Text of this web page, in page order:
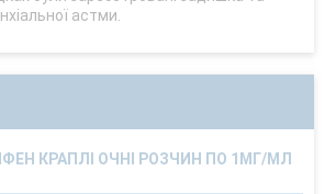
астми.
КРАПЛІ ОЧНІ РОЗЧИН ПО 1МГ/МЛ